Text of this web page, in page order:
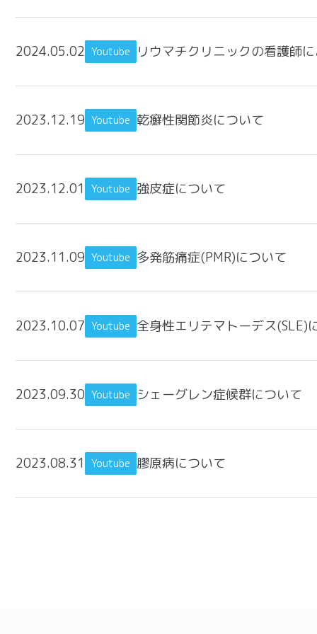
2024.05.02 Youtube リウマチクリニックの看護師
2023.12.19 Youtube 乾癬性関節炎について
2023.12.01 Youtube 強皮症について
2023.11.09 Youtube 多発筋痛症(PMR)について
2023.10.07 Youtube 全身性エリテマトーデス(SLE)
2023.09.30 Youtube シェーグレン症候群について
2023.08.31 Youtube 膠原病について